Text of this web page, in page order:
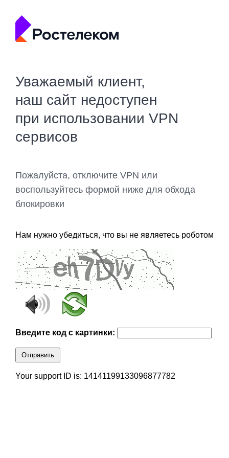
Уважаемый клиент,
наш сайт недоступен
при использовании VPN
сервисов
Пожалуйста, отключите VPN или
воспользуйтесь формой ниже для обхода
блокировки
Нам нужно убедиться, что вы не являетесь роботом
Введите код с картинки:
Отправить
Your support ID is: 14141199133096877782